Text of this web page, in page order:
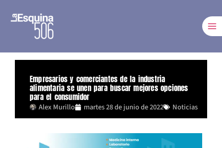
Empresarios y comerciantes de la industria
alimentaria se unen para buscar mejores opciones
para el consumidor
Alex Murillo martes 28 de junio de 2022 Noticias